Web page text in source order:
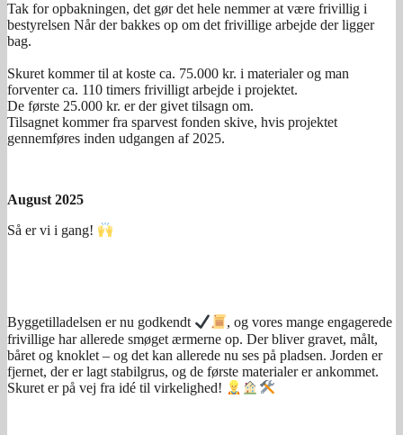
Tak for opbakningen, det gør det hele nemmer at være frivillig i
bestyrelsen Når der bakkes op om det frivillige arbejde der ligger
bag.
Skuret kommer til at koste ca. 75.000 kr. i materialer og man
forventer ca. 110 timers frivilligt arbejde i projektet.
De første 25.000 kr. er der givet tilsagn om.
Tilsagnet kommer fra sparvest fonden skive, hvis projektet
gennemføres inden udgangen af 2025.
August 2025
Så er vi i gang!
Byggetilladelsen er nu godkendt
, og vores mange engagerede
frivillige har allerede smøget ærmerne op. Der bliver gravet, målt,
båret og knoklet – og det kan allerede nu ses på pladsen. Jorden er
fjernet, der er lagt stabilgrus, og de første materialer er ankommet.
Skuret er på vej fra idé til virkelighed!